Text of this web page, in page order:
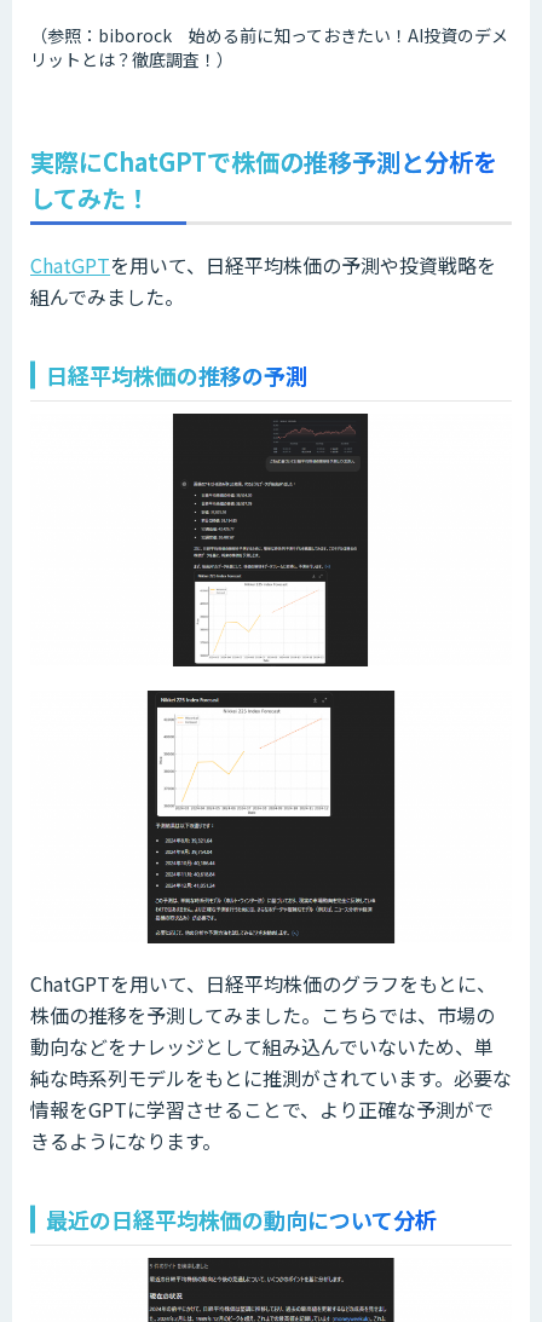
（参照：biborock 始める前に知っておきたい！AI投資のデメ
リットとは？徹底調査！）
実際にChatGPTで株価の推移予測と分析を
してみた！
ChatGPTを用いて、日経平均株価の予測や投資戦略を
組んでみました。
日経平均株価の推移の予測
ChatGPTを用いて、日経平均株価のグラフをもとに、
株価の推移を予測してみました。こちらでは、市場の
動向などをナレッジとして組み込んでいないため、単
純な時系列モデルをもとに推測がされています。必要な
情報をGPTに学習させることで、より正確な予測がで
きるようになります。
最近の日経平均株価の動向について分析